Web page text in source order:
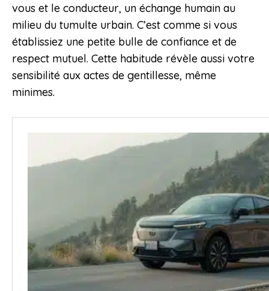
vous et le conducteur, un échange humain au
milieu du tumulte urbain. C’est comme si vous
établissiez une petite bulle de confiance et de
respect mutuel. Cette habitude révèle aussi votre
sensibilité aux actes de gentillesse, même
minimes.